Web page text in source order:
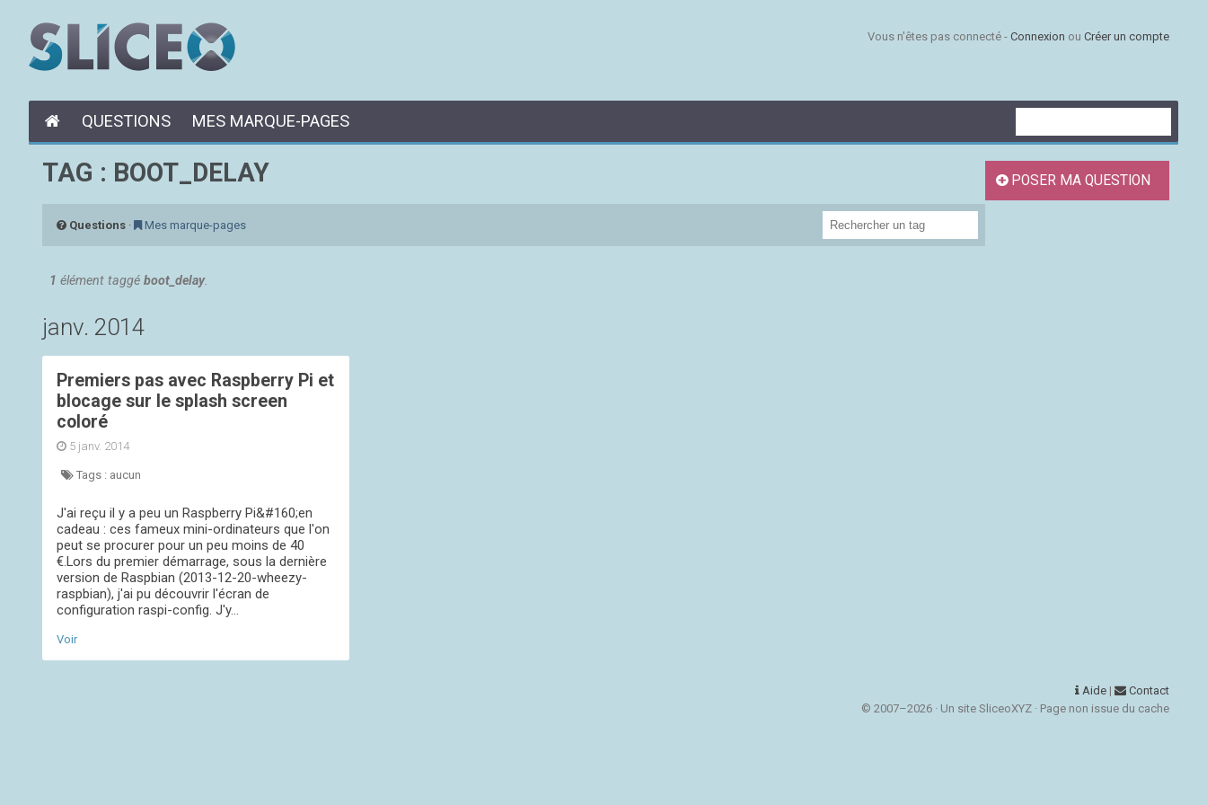
Vous n'êtes pas connecté - Connexion ou Créer un compte
QUESTIONS MES MARQUE-PAGES
TAG : BOOT_DELAY
Questions · Mes marque-pages
1 élément taggé boot_delay.
janv. 2014
Premiers pas avec Raspberry Pi et
blocage sur le splash screen
coloré
5 janv. 2014
Tags : aucun
J'ai reçu il y a peu un Raspberry Pi&#160;en
cadeau : ces fameux mini-ordinateurs que l'on
peut se procurer pour un peu moins de 40
€.Lors du premier démarrage, sous la dernière
version de Raspbian (2013-12-20-wheezy-
raspbian), j'ai pu découvrir l'écran de
configuration raspi-config. J'y...
Voir
POSER MA QUESTION
Aide |
Contact
© 2007–2026 · Un site SliceoXYZ · Page non issue du cache